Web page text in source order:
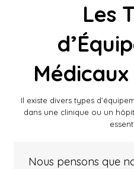
Les
Il existe divers types
dans une clinique ou un
Nous pensons que